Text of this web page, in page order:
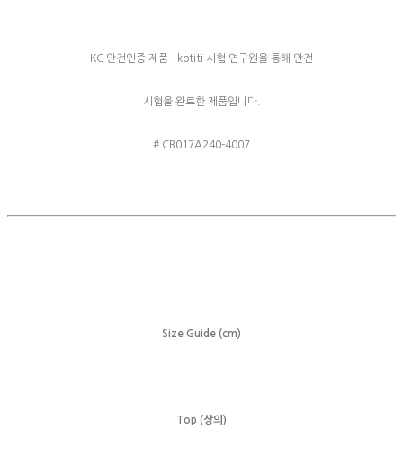
KC 안전인증 제품 - kotiti 시험 연구원을 통해 안전
시험을 완료한 제품입니다.
# CB017A240-4007
Size Guide (cm)
Top (상의)